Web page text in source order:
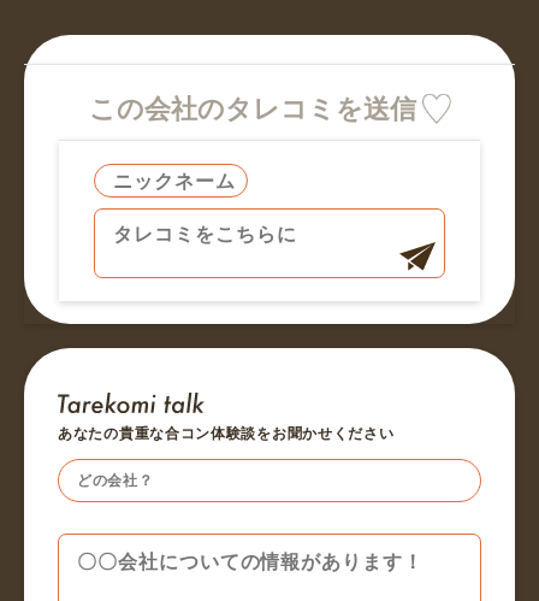
この会社のタレコミを送信
あなたの貴重な合コン体験談をお聞かせください